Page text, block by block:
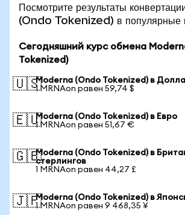
Посмотрите результаты
(Ondo Tokenized) в популярные
Сегодняшний курс обмена
Tokenized)
🇺🇸Moderna (Ondo Tokenized) в
1 MRNAon равен 59,74 $
🇪🇺Moderna (Ondo Tokenized) в Евро
1 MRNAon равен 51,67 €
🇬🇧Moderna (Ondo Tokenized) в
стерлингов
1 MRNAon равен 44,27 £
🇯🇵Moderna (Ondo Tokenized) в
1 MRNAon равен 9 468,35 ¥